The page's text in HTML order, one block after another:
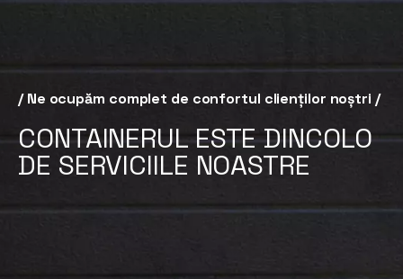
/ Ne ocupăm complet de confortul clienților noștri /
CONTAINERUL ESTE DINCOLO
DE SERVICIILE NOASTRE